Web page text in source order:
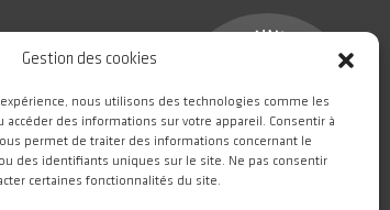
Gestion des cookies
nous utilisons des technologies comme les
des informations sur votre appareil. Consentir à
permet de traiter des informations concernant le
des identifiants uniques sur le site. Ne pas consentir
certaines fonctionnalités du site.